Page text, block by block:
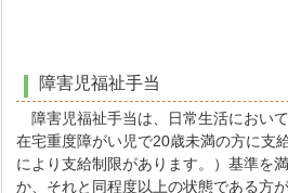
障害児福祉手当
障害児福祉手当は、日常生活におい
在宅重度障がい児で20歳未満の方に支
により支給制限があります。）基準を
か、それと同程度以上の状態である方